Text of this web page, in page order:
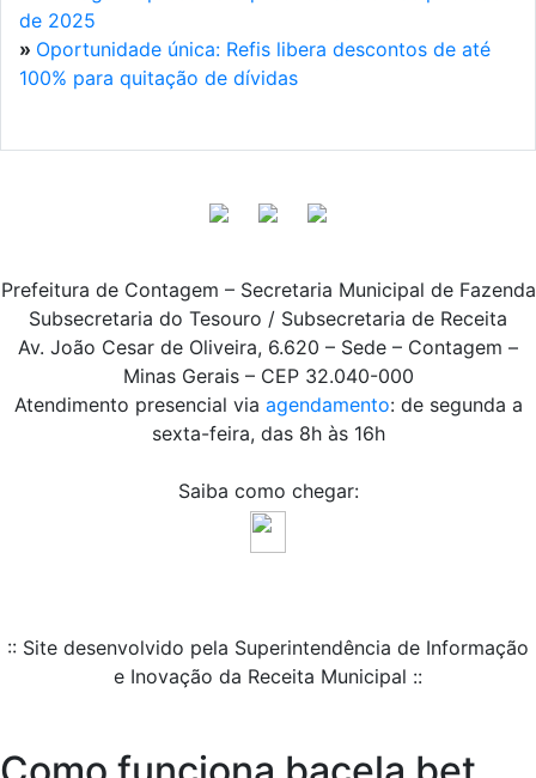
de 2025
» Oportunidade única: Refis libera descontos de até
100% para quitação de dívidas
Prefeitura de Contagem – Secretaria Municipal de Fazenda
Subsecretaria do Tesouro / Subsecretaria de Receita
Av. João Cesar de Oliveira, 6.620 – Sede – Contagem –
Minas Gerais – CEP 32.040-000
Atendimento presencial via agendamento: de segunda a
sexta-feira, das 8h às 16h
Saiba como chegar:
:: Site desenvolvido pela Superintendência de Informação
e Inovação da Receita Municipal ::